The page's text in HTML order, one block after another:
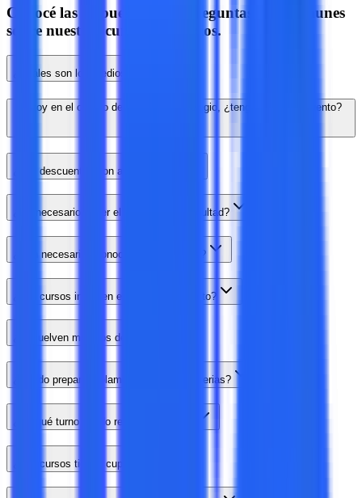
Conocé las respuestas a las preguntas más comunes
sobre nuestros cursos y servicios.
¿Cuáles son los medios de pago?
Estoy en el cuadro de honor de mi colegio, ¿tengo algún descuento?
¿Los descuentos son acumulables?
¿Es necesario hacer el cursillo de la facultad?
¿Son necesarios conocimientos previos?
¿Los cursos incluyen el material completo?
¿Resuelven modelos de examen?
¿Puedo preparar solamente algunas materias?
¿En qué turno puedo rendir el ingreso?
¿Los cursos tienen cupo?